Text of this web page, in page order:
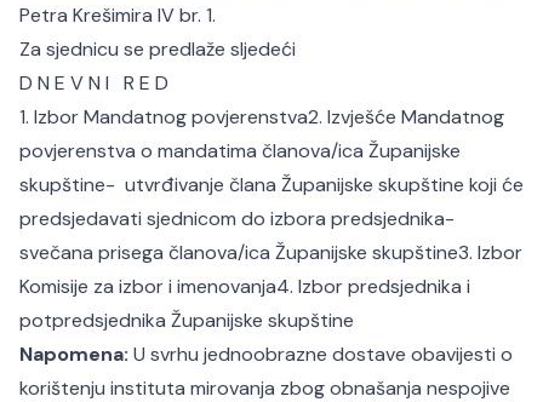
Petra Krešimira IV br. 1.
Za sjednicu se predlaže sljedeći
D N E V N I R E D
1. Izbor Mandatnog povjerenstva2. Izvješće Mandatnog
povjerenstva o mandatima članova/ica Županijske
skupštine- utvrđivanje člana Županijske skupštine koji će
predsjedavati sjednicom do izbora predsjednika-
svečana prisega članova/ica Županijske skupštine3. Izbor
Komisije za izbor i imenovanja4. Izbor predsjednika i
potpredsjednika Županijske skupštine
Napomena: U svrhu jednoobrazne dostave obavijesti o
korištenju instituta mirovanja zbog obnašanja nespojive